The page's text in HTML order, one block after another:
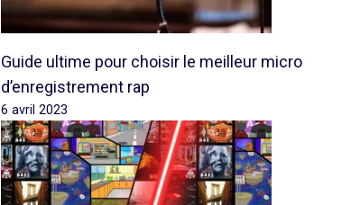
Guide ultime pour choisir le meilleur micro
d’enregistrement rap
6 avril 2023